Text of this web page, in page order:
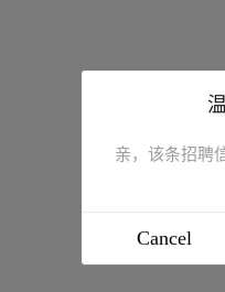
亲，该条招聘
Cancel